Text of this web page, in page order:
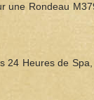
une Rondeau
24 Heures de